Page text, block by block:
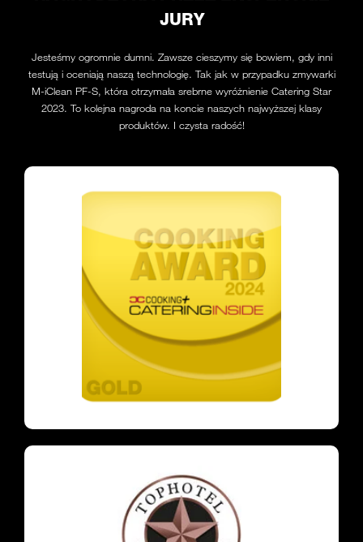
JURY
Jesteśmy ogromnie dumni. Zawsze cieszymy się bowiem, gdy inni
testują i oceniają naszą technologię. Tak jak w przypadku zmywarki
M-iClean PF-S, która otrzymała srebrne wyróżnienie Catering Star
2023. To kolejna nagroda na koncie naszych najwyższej klasy
produktów. I czysta radość!